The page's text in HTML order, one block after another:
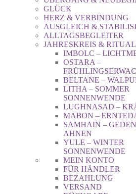
GLÜCK
HERZ & VERBINDUNG
AUSGLEICH &
ALLTAGSBEGLEITER
JAHRESKREIS &
IMBOLC –
OSTARA –
BELTANE –
LITHA – SOMMER
SONNENWENDE
LUGHNASAD –
MABON –
SAMHAIN –
AHNEN
YULE – WINTER
SONNENWENDE
MEIN KONTO
FÜR HÄNDLER
BEZAHLUNG
VERSAND